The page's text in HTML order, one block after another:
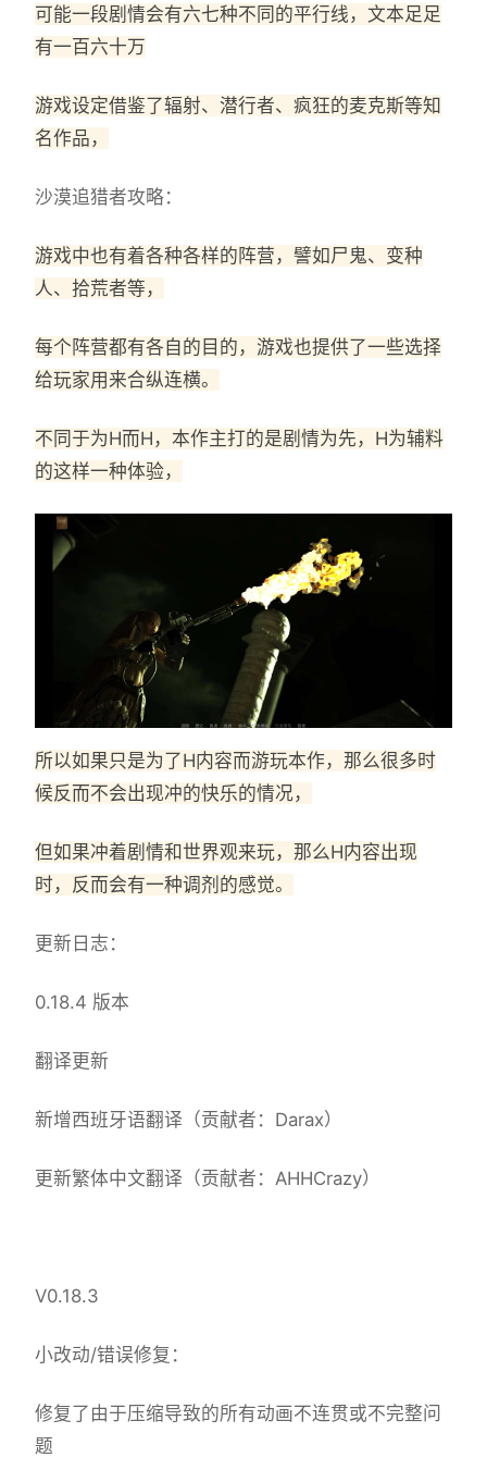
可能一段剧情会有六七种不同的平行线，文本足足
有一百六十万
游戏设定借鉴了辐射、潜行者、疯狂的麦克斯等知
名作品，
沙漠追猎者攻略：
游戏中也有着各种各样的阵营，譬如尸鬼、变种
人、拾荒者等，
每个阵营都有各自的目的，游戏也提供了一些选择
给玩家用来合纵连横。
不同于为H而H，本作主打的是剧情为先，H为辅料
的这样一种体验，
所以如果只是为了H内容而游玩本作，那么很多时
候反而不会出现冲的快乐的情况，
但如果冲着剧情和世界观来玩，那么H内容出现
时，反而会有一种调剂的感觉。
更新日志：
0.18.4 版本
翻译更新
新增西班牙语翻译（贡献者：Darax）
更新繁体中文翻译（贡献者：AHHCrazy）
V0.18.3
小改动/错误修复：
修复了由于压缩导致的所有动画不连贯或不完整问
题